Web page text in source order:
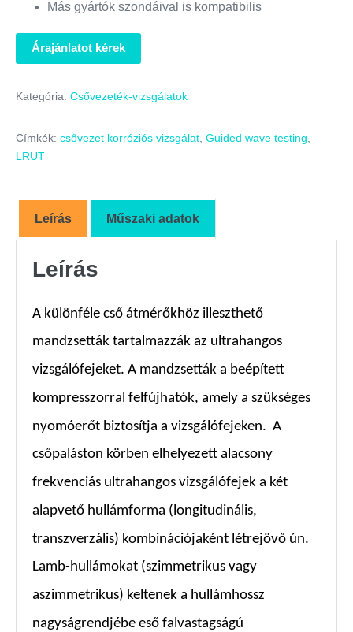
Más gyártók szondáival is kompatibilis
Árajánlatot kérek
Kategória: Csővezeték-vizsgálatok
Címkék: csővezet korróziós vizsgálat Guided wave testing
LRUT
Leírás Műszaki adatok
Leírás
A különféle cső átmérőkhöz illeszthető
mandzsetták tartalmazzák az ultrahangos
vizsgálófejeket. A mandzsetták a beépített
kompresszorral felfújhatók, amely a szükséges
nyomóerőt biztosítja a vizsgálófejeken. A
csőpaláston körben elhelyezett alacsony
frekvenciás ultrahangos vizsgálófejek a két
alapvető hullámforma (longitudinális,
transzverzális) kombinációjaként létrejövő ún.
Lamb-hullámokat (szimmetrikus vagy
aszimmetrikus) keltenek a hullámhossz
nagyságrendjébe eső falvastagságú